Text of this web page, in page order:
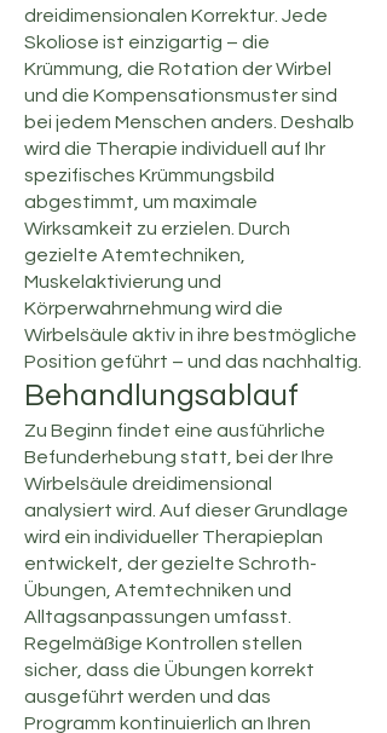
dreidimensionalen Korrektur. Jede
Skoliose ist einzigartig – die
Krümmung, die Rotation der Wirbel
und die Kompensationsmuster sind
bei jedem Menschen anders. Deshalb
wird die Therapie individuell auf Ihr
spezifisches Krümmungsbild
abgestimmt, um maximale
Wirksamkeit zu erzielen. Durch
gezielte Atemtechniken,
Muskelaktivierung und
Körperwahrnehmung wird die
Wirbelsäule aktiv in ihre bestmögliche
Position geführt – und das nachhaltig.
Behandlungsablauf
Zu Beginn findet eine ausführliche
Befunderhebung statt, bei der Ihre
Wirbelsäule dreidimensional
analysiert wird. Auf dieser Grundlage
wird ein individueller Therapieplan
entwickelt, der gezielte Schroth-
Übungen, Atemtechniken und
Alltagsanpassungen umfasst.
Regelmäßige Kontrollen stellen
sicher, dass die Übungen korrekt
ausgeführt werden und das
Programm kontinuierlich an Ihren